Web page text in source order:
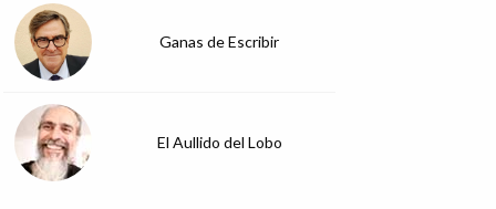
Ganas de Escribir
El Aullido del Lobo